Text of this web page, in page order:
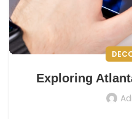
Exploring